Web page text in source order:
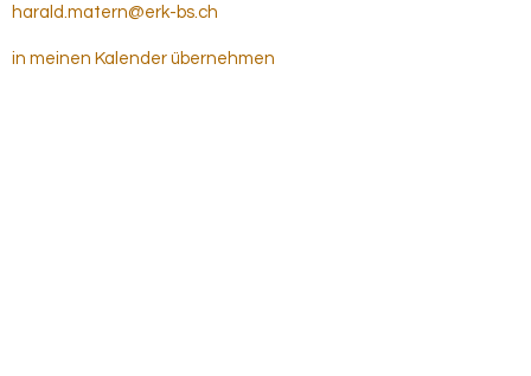
harald.matern@erk-bs.ch
in meinen Kalender übernehmen